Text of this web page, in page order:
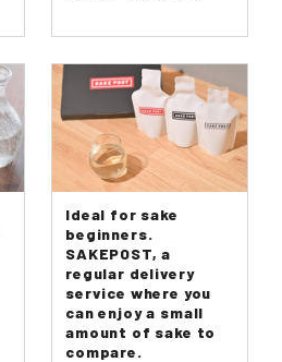
Ideal for sake
beginners.
SAKEPOST, a
regular delivery
service where you
can enjoy a small
amount of sake to
compare.